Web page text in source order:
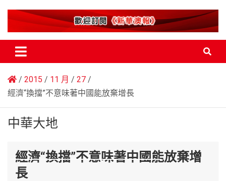
新華澳報
2015 11 月
27
經濟“換擋”不意味著中國能放棄增長
中華大地
經濟“換擋”不意味著中國能放棄增
長